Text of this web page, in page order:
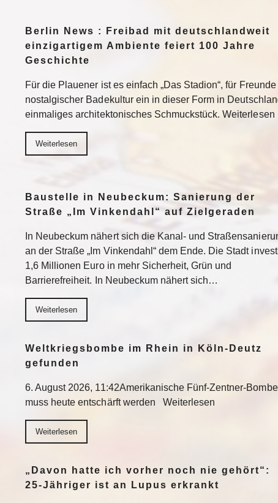
Berlin News : Freibad mit deutschlandweit
einzigartigem Ambiente feiert 100 Jahre
Geschichte
Für die Plauener ist es einfach „Das Stadion“, für Freunde
nostalgischer Badekultur ein in dieser Form in
einmaliges architektonisches Schmuckstück. Weiterlesen
Weiterlesen
Baustelle in Neubeckum: Sanierung der
Straße „Im Vinkendahl“ auf Zielgeraden
In Neubeckum nähert sich die Kanal- und
an der Straße „Im Vinkendahl“ dem Ende. Die Stadt
1,6 Millionen Euro in mehr Sicherheit, Grün und
Barrierefreiheit. In Neubeckum nähert sich…
Weiterlesen
Weltkriegsbombe im Rhein in Köln-Deutz
gefunden
6. August 2026, 11:42Amerikanische Fünf-Zentner-Bombe
muss heute entschärft werden Weiterlesen
Weiterlesen
„Davon hatte ich vorher noch nie gehört“:
25-Jähriger ist an Lupus erkrankt